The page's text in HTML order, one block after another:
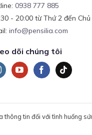
0938 777 885
- 20:00 từ Thứ 2 đến
info@pensilia.com
dõi chúng tôi
tin đối với tình huống